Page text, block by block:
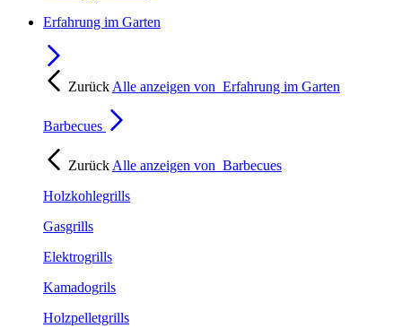
Erfahrung im Garten
Zurück Alle anzeigen von Erfahrung im Garten
Barbecues
Zurück Alle anzeigen von Barbecues
Holzkohlegrills
Gasgrills
Elektrogrills
Kamadogrils
Holzpelletgrills